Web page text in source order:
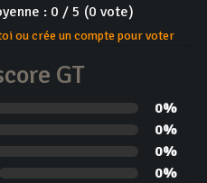
: 0 / 5 (0 vote)
ou crée un compte pour voter
GT
0%
0%
0%
0%